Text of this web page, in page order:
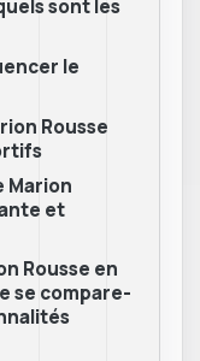
sont les
le
Rousse
Marion
et
Rousse en
se compare-